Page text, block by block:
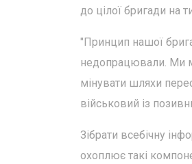
до цілої бригади на
"Принцип нашої
недопрацювали. Ми
мінувати шляхи
військовий із
Зібрати всебічну
охоплює такі